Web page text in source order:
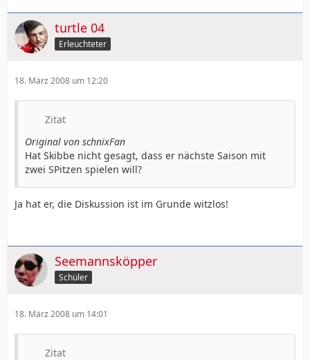
turtle 04
Erleuchteter
18. März 2008 um 12:20
Zitat
Original von schnixFan
Hat Skibbe nicht gesagt, dass er nächste Saison mit
zwei SPitzen spielen will?
Ja hat er, die Diskussion ist im Grunde witzlos!
Seemannsköpper
Schüler
18. März 2008 um 14:01
Zitat